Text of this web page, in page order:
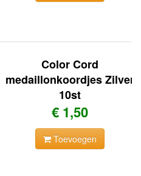
Color Cord
medaillonkoordjes Zilver
10st
€ 1,50
Toevoegen